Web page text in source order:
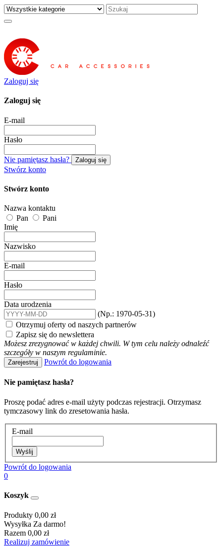
Zaloguj się
Zaloguj się
E-mail
Hasło
Nie pamiętasz hasła? Zaloguj się
Stwórz konto
Stwórz konto
Nazwa kontaktu
Pan
Pani
Imię
Nazwisko
E-mail
Hasło
Data urodzenia
(Np.: 1970-05-31)
Otrzymuj oferty od naszych partnerów
Zapisz się do newslettera
Możesz zrezygnować w każdej chwili. W tym celu należy odnaleźć
szczegóły w naszym regulaminie.
Zarejestruj Powrót do logowania
Nie pamiętasz hasła?
Proszę podać adres e-mail użyty podczas rejestracji. Otrzymasz
tymczasowy link do zresetowania hasła.
E-mail
Wyślij
Powrót do logowania
0
Koszyk
Produkty 0,00 zł
Wysyłka Za darmo!
Razem 0,00 zł
Realizuj zamówienie